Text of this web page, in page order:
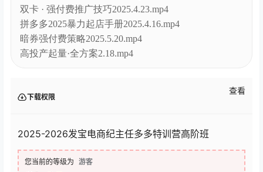
双卡 · 强付费推广技巧2025.4.23.mp4
拼多多2025暴力起店手册2025.4.16.mp4
暗券强付费策略2025.5.20.mp4
高投产起量·全方案2.18.mp4
下载权限
查看
2025-2026发宝电商纪主任多多特训营高阶班
您当前的等级为 游客